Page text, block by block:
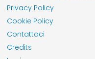
Privacy Policy
Cookie Policy
Contattaci
Credits